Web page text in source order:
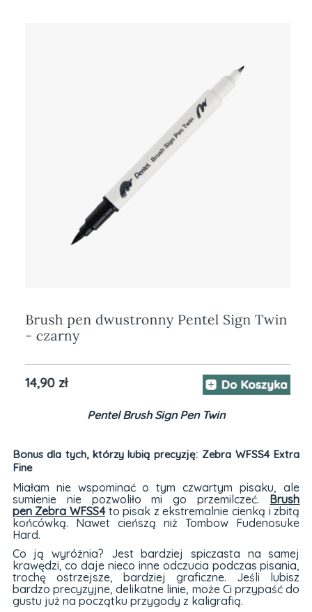
Pentel Brush Sign Pen Twin
Bonus dla tych, którzy lubią precyzję: Zebra WFSS4 Extra
Fine
Miałam nie wspominać o tym czwartym pisaku, ale
sumienie nie pozwoliło mi go przemilczeć. Brush
pen Zebra WFSS4to pisak z ekstremalnie cienką i zbitą
końcówką. Nawet cieńszą niż Tombow Fudenosuke
Hard.
Co ją wyróżnia? Jest bardziej spiczasta na samej
krawędzi, co daje nieco inne odczucia podczas pisania,
trochę ostrzejsze, bardziej graficzne. Jeśli lubisz
bardzo precyzyjne, delikatne linie, może Ci przypaść do
gustu już na początku przygody z kaligrafią.